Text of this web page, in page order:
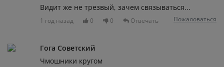
Видит же не трезвый, зачем связываться...
1 год назад 0 0 Отвечать Пожаловаться
Гога Советский
Чмошники кругом